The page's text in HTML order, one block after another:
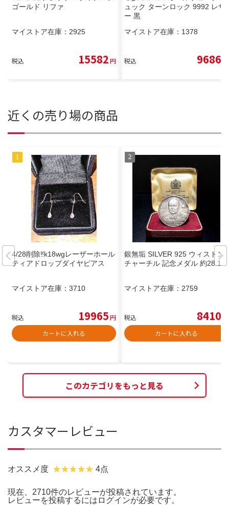
ゴールド リファ
マイストア在庫： 2925
税込 15582円
ュック ターンロック 9992 レザ
ー 黒
マイストア在庫： 1378
税込 9686
近くの売り場の商品
4/28削除‼️k18wgレーザーホール
ティアドロップダイヤピアス
マイストア在庫： 3710
税込 19965円
カートに入れる
銀無垢 SILVER 925 ウィストン
チャーチル 記念メダル 約28.1g
マイストア在庫： 2759
税込 8410
カートに入れる
このカテゴリをもっと見る
カスタマーレビュー
オススメ度 4点
現在、2710件のレビューが投稿されています。
レビューを投稿するには ログインが必要です。